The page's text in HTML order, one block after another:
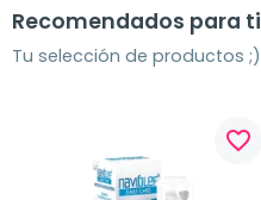
Recomendados para ti
Tu selección de productos ;)
favorite_border